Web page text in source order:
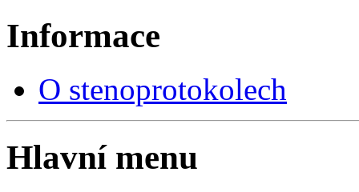
Informace
O stenoprotokolech
Hlavní menu